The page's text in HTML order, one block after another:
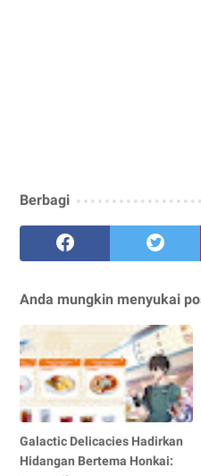
Berbagi
Anda mungkin menyukai
Galactic Delicacies Hadirkan
Hidangan Bertema Honkai: